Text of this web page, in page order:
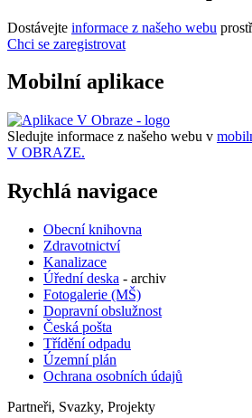
Dostávejte informace z našeho webu
Chci se zaregistrovat
Mobilní aplikace
Sledujte informace z našeho webu v
V OBRAZE.
Rychlá navigace
Obecní knihovna
Zdravotnictví
Kanalizace
Úřední deska - archiv
Fotogalerie (MŠ)
Dopravní obslužnost
Česká pošta
Třídění odpadu
Územní plán
Ochrana osobních údajů
Partneři, Svazky, Projekty